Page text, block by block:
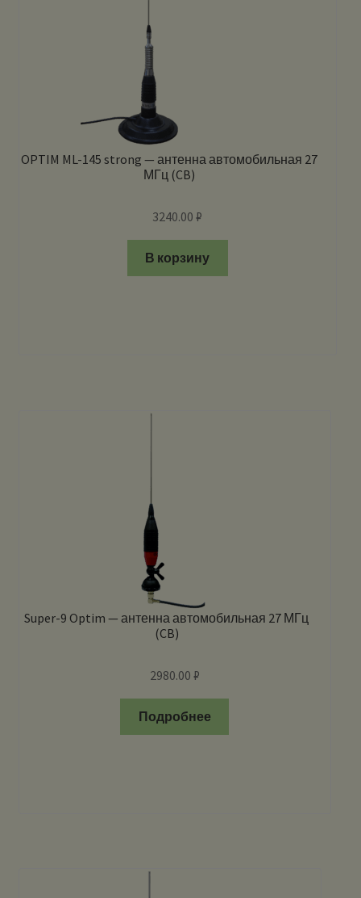
OPTIM ML-145 strong — антенна автомобильная 27
МГц (CB)
3240.00₽
В корзину
Super-9 Optim — антенна автомобильная 27 МГц
(CB)
2980.00 ₽
Подробнее